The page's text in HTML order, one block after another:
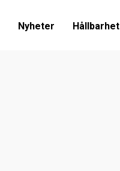
Nyheter Hållbarhet